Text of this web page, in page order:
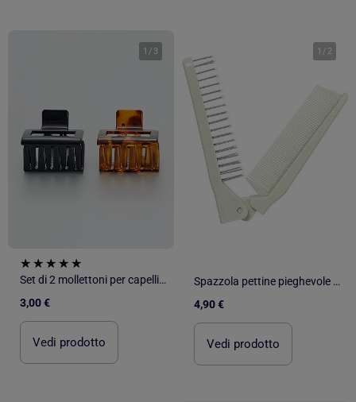
1 / 3
Set di 2 mollettoni per capelli quadrati
3,00 €
Vedi prodotto
1 / 2
Spazzola pettine pieghevole per capelli
4,90 €
Vedi prodotto